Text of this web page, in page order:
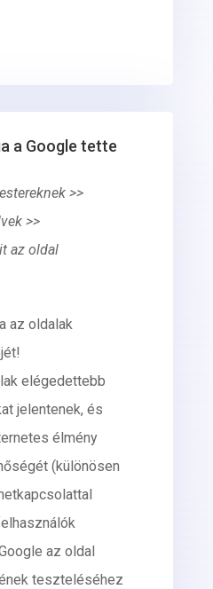
a Google tette
>>
>>
az oldal
az oldalak
elégedettebb
jelentenek, és
élmény
(különösen
az oldal
teszteléséhez